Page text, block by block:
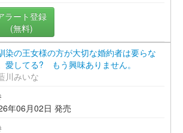
ラート登録
(無料)
染の王女様の方が大切な婚約者は要らな
愛してる? もう興味ありません。
川みいな
年06月02日 発売